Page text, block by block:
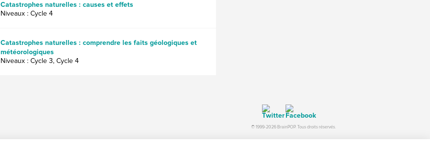
Catastrophes naturelles : causes et effets
Niveaux : Cycle 4
Catastrophes naturelles : comprendre les faits géologiques et
météorologiques
Niveaux : Cycle 3, Cycle 4
© 1999-2026 BrainPOP. Tous droits réservés.